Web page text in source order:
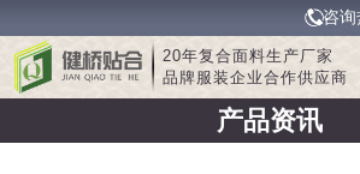
咨询
20年复合面料生产厂家
品牌服装企业合作供应商
产品资讯